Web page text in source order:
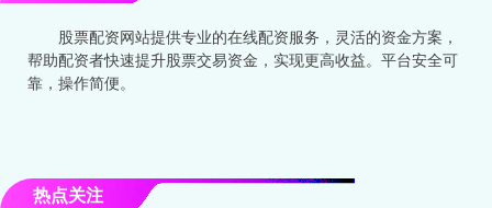
股票配资网站提供专业的在线配资服务，灵活的资金方案，
帮助配资者快速提升股票交易资金，实现更高收益。平台安全可
靠，操作简便。
热点关注